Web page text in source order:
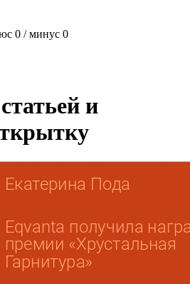
0 / минус 0
и